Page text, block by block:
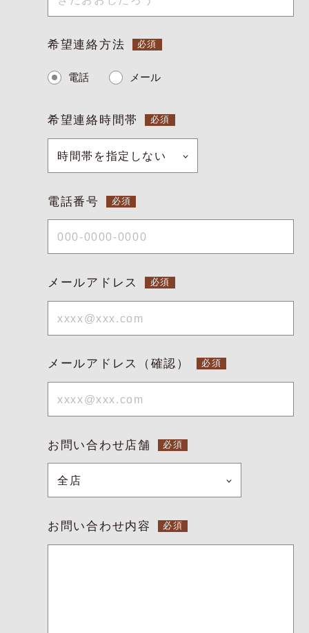
よくある質問
お問い合わせ
JP EN
希望連絡方法
電話 メール
希望連絡時間帯
電話番号
メールアドレス
メールアドレス（確認）
お問い合わせ店舗
お問い合わせ内容